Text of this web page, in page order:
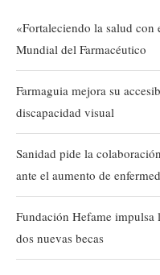
«Fortaleciendo la salud
Mundial del Farmacéutico
Farmaguia mejora su
discapacidad visual
Sanidad pide la
ante el aumento de
Fundación Hefame
dos nuevas becas